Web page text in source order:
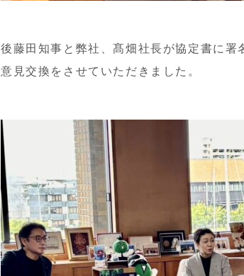
後藤田知事と弊社、髙畑社長が協定書に署
意見交換をさせていただきました。